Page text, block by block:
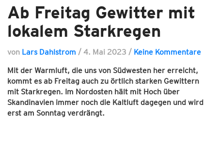
Ab Freitag Gewitter mit
lokalem Starkregen
von Lars Dahlstrom / 4. Mai 2023 / Keine Kommentare
Mit der Warmluft, die uns von Südwesten her erreicht,
kommt es ab Freitag auch zu örtlich starken Gewittern
mit Starkregen. Im Nordosten hält mit Hoch über
Skandinavien immer noch die Kaltluft dagegen und wird
erst am Sonntag verdrängt.